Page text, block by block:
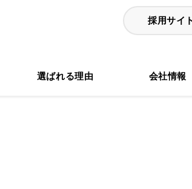
採用サイト
選ばれる理由 会社情報